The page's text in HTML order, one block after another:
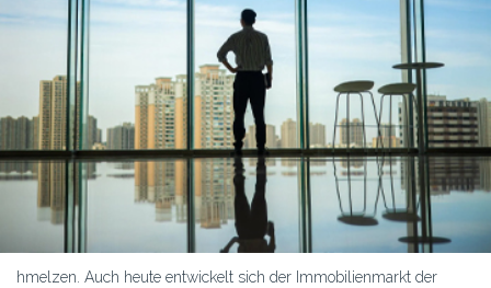
hmelzen. Auch heute entwickelt sich der Immobilienmarkt der